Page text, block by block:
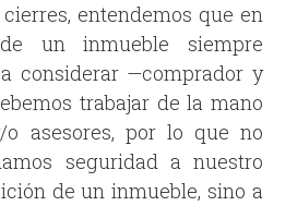
entendemos que en
un inmueble siempre
considerar —comprador y
trabajar de la mano
asesores, por lo que no
seguridad a nuestro
de un inmueble, sino a